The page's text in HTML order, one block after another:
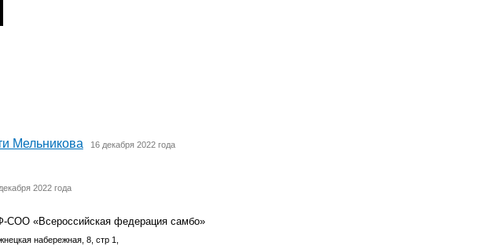
Мельникова 16 декабря 2022 года
2022 года
«Всероссийская федерация самбо»
набережная, 8, стр 1,